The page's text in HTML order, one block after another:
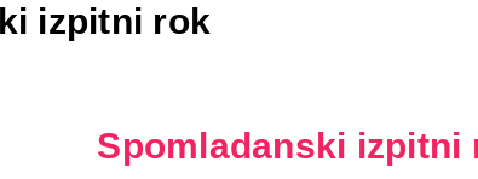
izpitni rok
Spomladanski izpitni